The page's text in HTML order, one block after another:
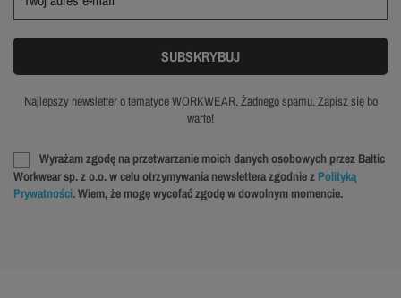
Najlepszy newsletter o tematyce WORKWEAR. Żadnego spamu. Zapisz się bo
warto!
Wyrażam zgodę na przetwarzanie moich danych osobowych przez Baltic
Workwear sp. z o.o. w celu otrzymywania newslettera zgodnie z Polityką
Prywatności. Wiem, że mogę wycofać zgodę w dowolnym momencie.